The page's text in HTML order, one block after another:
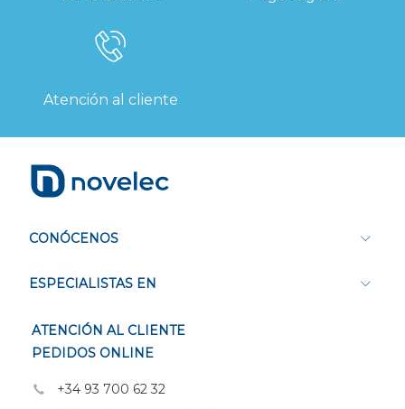
Atención al cliente
CONÓCENOS
ESPECIALISTAS EN
ATENCIÓN AL CLIENTE
PEDIDOS ONLINE
+34 93 700 62 32